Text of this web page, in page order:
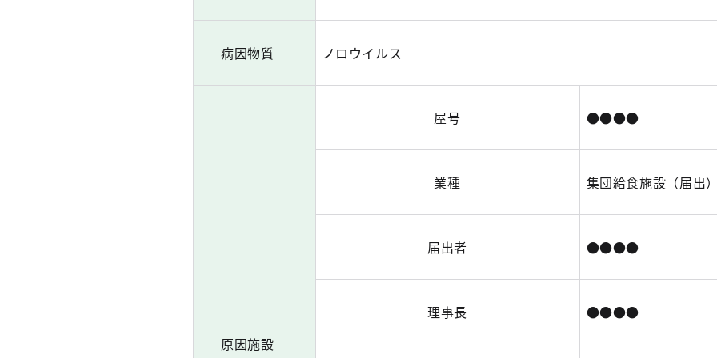
病因物質 ノロウイルス
原因施設
屋号 ●●●●
業種 集団給食施設（届出
届出者 ●●●●
理事長 ●●●●